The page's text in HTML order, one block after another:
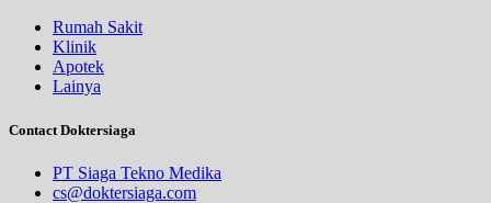
Rumah Sakit
Klinik
Apotek
Lainya
Contact Doktersiaga
PT Siaga Tekno Medika
cs@doktersiaga.com